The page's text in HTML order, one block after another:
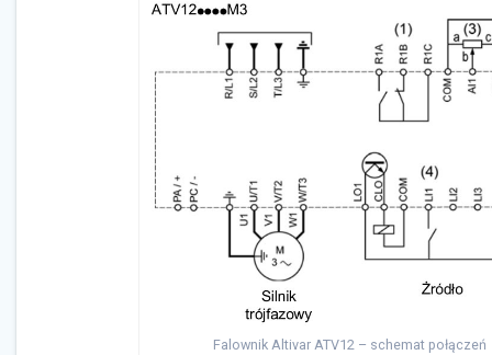
Falownik Altivar ATV12 – schemat połączeń